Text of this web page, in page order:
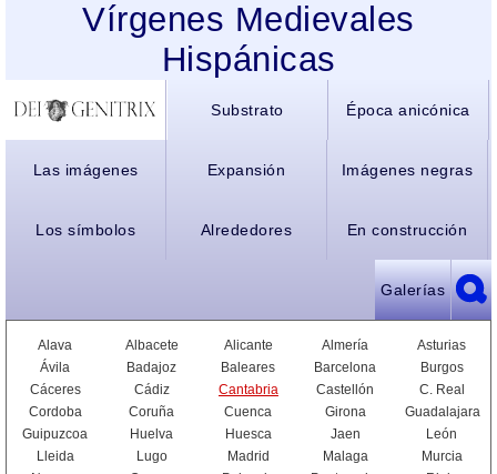
Vírgenes Medievales
Hispánicas
Substrato Época anicónica
Las imágenes Expansión Imágenes negras
Los símbolos Alrededores En construcción
Galerías
Alava Albacete Alicante Almería
Asturias
Ávila
Badajoz Baleares Barcelona
Burgos
Cáceres
Cádiz Cantabria Castellón
C. Real
Cordoba
Coruña Cuenca Girona
Guadalajara
Guipuzcoa
Huelva Huesca Jaen
León
Lleida
Lugo Madrid Malaga
Murcia